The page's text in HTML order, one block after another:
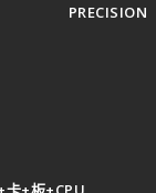
PRECISION